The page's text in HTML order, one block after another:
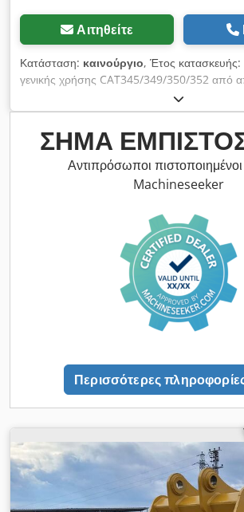
Αιτηθείτε
Κατάσταση: καινούργιο, Έτος κατασκευής:
γενικής χρήσης CAT345/349/350/352 από
ΣΉΜΑ
Αντιπρόσωποι
Machineseeker
Περισσότερες